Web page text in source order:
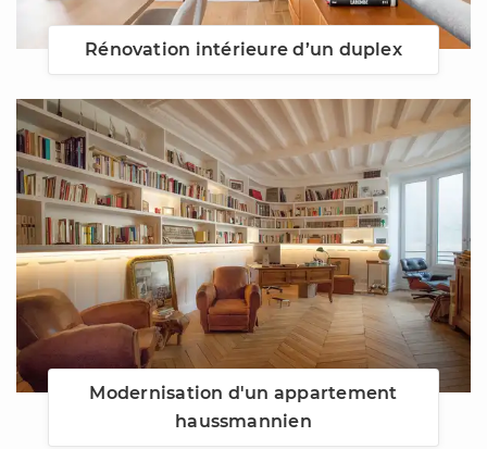
Rénovation intérieure d’un duplex
Modernisation d'un appartement
haussmannien